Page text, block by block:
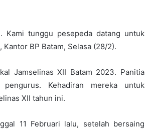
Kami tunggu pesepeda datang untuk
BP Batam, Selasa (28/2).
Jamselinas XII Batam 2023. Panitia
Kehadiran mereka untuk
XII tahun ini.
11 Februari lalu, setelah bersaing